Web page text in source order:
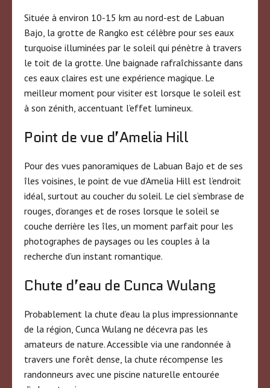
Située à environ 10-15 km au nord-est de Labuan
Bajo, la grotte de Rangko est célèbre pour ses eaux
turquoise illuminées par le soleil qui pénètre à travers
le toit de la grotte. Une baignade rafraîchissante dans
ces eaux claires est une expérience magique. Le
meilleur moment pour visiter est lorsque le soleil est
à son zénith, accentuant l’effet lumineux.
Point de vue d’Amelia Hill
Pour des vues panoramiques de Labuan Bajo et de ses
îles voisines, le point de vue d’Amelia Hill est l’endroit
idéal, surtout au coucher du soleil. Le ciel s’embrase de
rouges, d’oranges et de roses lorsque le soleil se
couche derrière les îles, un moment parfait pour les
photographes de paysages ou les couples à la
recherche d’un instant romantique.
Chute d’eau de Cunca Wulang
Probablement la chute d’eau la plus impressionnante
de la région, Cunca Wulang ne décevra pas les
amateurs de nature. Accessible via une randonnée à
travers une forêt dense, la chute récompense les
randonneurs avec une piscine naturelle entourée